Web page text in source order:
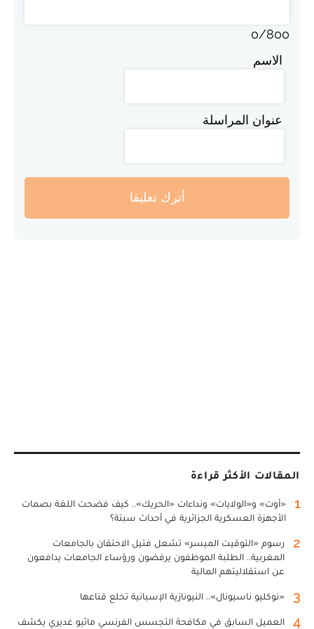
0/800
الاسم
عنوان المراسلة
أترك تعليقا
المقالات الأكثر قراءة
1
«أوت» و«الولايات» ونداءات «الحريك».. كيف فضحت اللغة بصمات
الأجهزة العسكرية الجزائرية في أحداث سبتة؟
2
رسوم «التوقيت الميسر» تشعل فتيل الاحتقان بالجامعات
المغربية.. الطلبة الموظفون يرفضون ورؤساء الجامعات يدافعون
عن استقلاليتهم المالية
3 «نوكليو ناسيونال».. النيونازية الإسبانية تخلع قناعها
4 العميل السابق في مكافحة التجسس الفرنسي ماثيو غديري يكشف